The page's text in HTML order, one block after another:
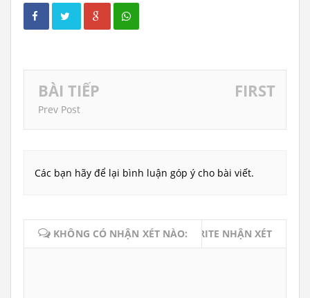
BÀI TIẾP
Prev Post
FIRST
Các bạn hãy để lại bình luận góp ý cho bài viết.
KHÔNG CÓ NHẬN XÉT NÀO: WRITE NHẬN XÉT